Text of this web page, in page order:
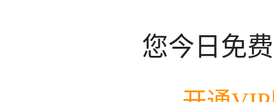
您今日免